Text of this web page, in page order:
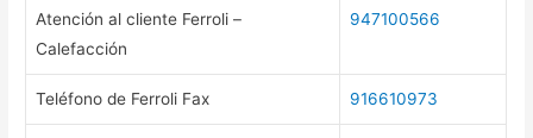
Atención al cliente Ferroli –
Calefacción
947100566
Teléfono de Ferroli Fax 916610973